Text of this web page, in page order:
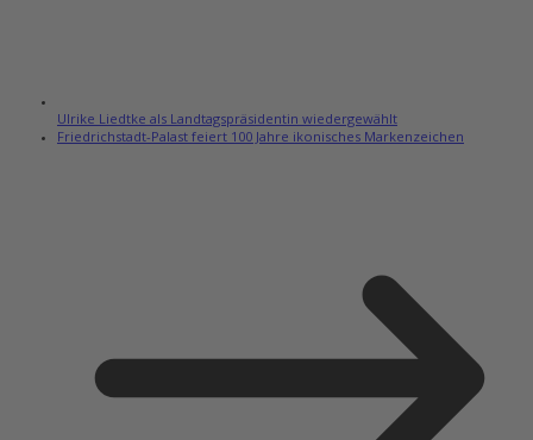
Ulrike Liedtke als Landtagspräsidentin wiedergewählt
Friedrichstadt-Palast feiert 100 Jahre ikonisches Markenzeichen